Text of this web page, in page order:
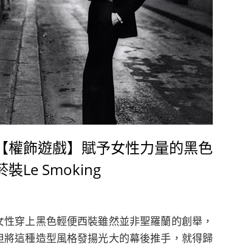
【權飾遊戲】賦予女性力量的黑色
裝Le Smoking
性穿上黑色輕便西裝雖然並非聖羅蘭的創舉，
將這種造型風格發揚光大的幕後推手，就得歸